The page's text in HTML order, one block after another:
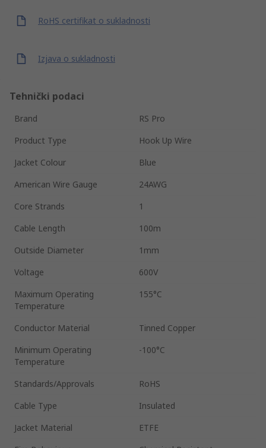
RoHS certifikat o sukladnosti
Izjava o sukladnosti
Tehnički podaci
Brand
RS Pro
Product Type
Hook Up Wire
Jacket Colour
Blue
American Wire Gauge
24AWG
Core Strands
1
Cable Length
100m
Outside Diameter
1mm
Voltage
600V
Maximum Operating
Temperature
155°C
Conductor Material
Tinned Copper
Minimum Operating
Temperature
-100°C
Standards/Approvals
RoHS
Cable Type
Insulated
Jacket Material
ETFE